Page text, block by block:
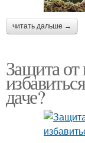
читать дальше →
Защита
даче?